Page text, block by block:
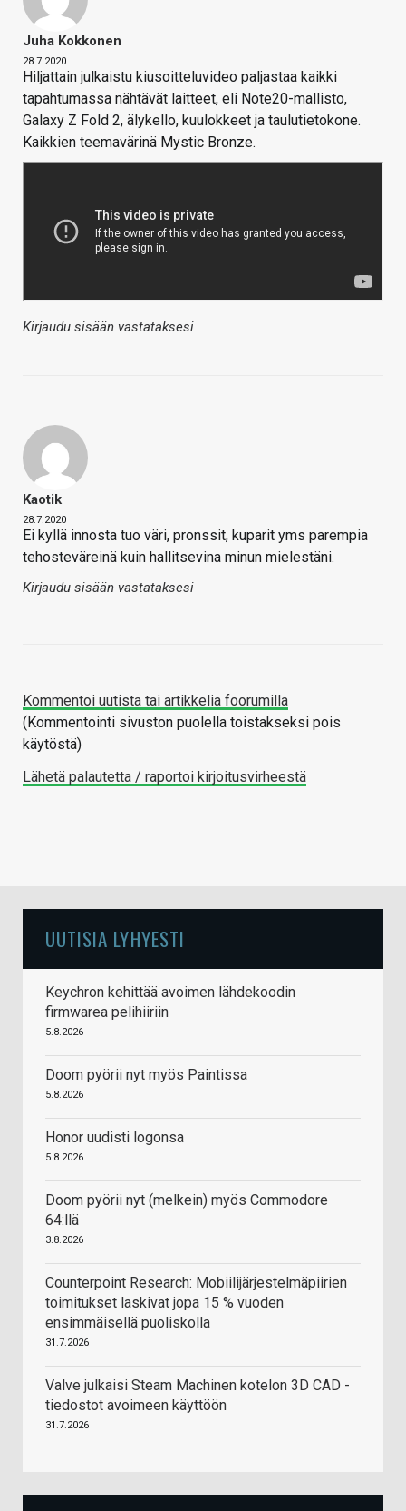
Juha Kokkonen
28.7.2020
Hiljattain julkaistu kiusoitteluvideo paljastaa kaikki
tapahtumassa nähtävät laitteet, eli Note20-mallisto,
Galaxy Z Fold 2, älykello, kuulokkeet ja taulutietokone.
Kaikkien teemavärinä Mystic Bronze.
Kirjaudu sisään vastataksesi
Kaotik
28.7.2020
Ei kyllä innosta tuo väri, pronssit, kuparit yms parempia
tehosteväreinä kuin hallitsevina minun mielestäni.
Kirjaudu sisään vastataksesi
Kommentoi uutista tai artikkelia foorumilla
(Kommentointi sivuston puolella toistakseksi pois
käytöstä)
Lähetä palautetta / raportoi kirjoitusvirheestä
UUTISIA LYHYESTI
Keychron kehittää avoimen lähdekoodin
firmwarea pelihiiriin
5.8.2026
Doom pyörii nyt myös Paintissa
5.8.2026
Honor uudisti logonsa
5.8.2026
Doom pyörii nyt (melkein) myös Commodore
64:llä
3.8.2026
Counterpoint Research: Mobiilijärjestelmäpiirien
toimitukset laskivat jopa 15 % vuoden
ensimmäisellä puoliskolla
31.7.2026
Valve julkaisi Steam Machinen kotelon 3D CAD -
tiedostot avoimeen käyttöön
31.7.2026